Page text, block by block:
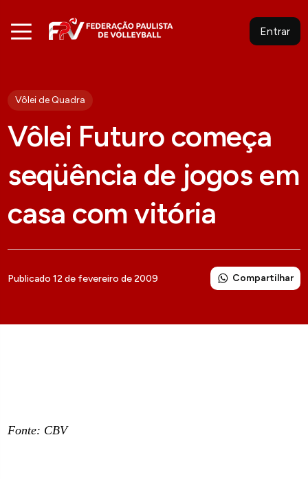
Entrar
Vôlei de Quadra
Vôlei Futuro começa
seqüência de jogos em
casa com vitória
Publicado 12 de fevereiro de 2009 Compartilhar
Fonte: CBV